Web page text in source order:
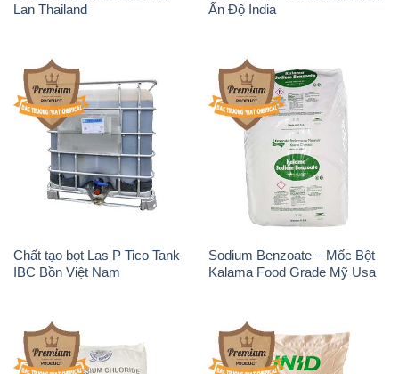
Lan Thailand
Ấn Độ India
Chất tạo bọt Las P Tico Tank
IBC Bồn Việt Nam
Sodium Benzoate – Mốc Bột
Kalama Food Grade Mỹ Usa